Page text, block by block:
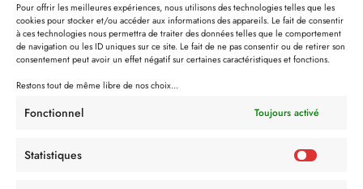
Pour offrir les meilleures expériences, nous utilisons des technologies telles que les
cookies pour stocker et/ou accéder aux informations des appareils. Le fait de consentir
à ces technologies nous permettra de traiter des données telles que le comportement
de navigation ou les ID uniques sur ce site. Le fait de ne pas consentir ou de retirer son
consentement peut avoir un effet négatif sur certaines caractéristiques et fonctions.
Restons tout de même libre de nos choix...
Fonctionnel Toujours activé
Statistiques